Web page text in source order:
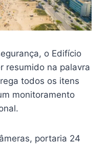
o Edifício
resumido na palavra
todos os itens
monitoramento
portaria 24